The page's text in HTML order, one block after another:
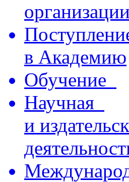
организации
в Академию
Обучение
Научная
и